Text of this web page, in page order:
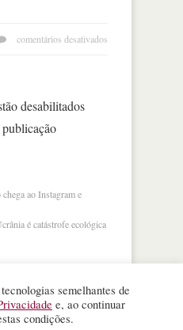
comentários desativados
desabilitados
publicação
ao Instagram e
é catástrofe ecológica
semelhantes de
e, ao continuar
condições.